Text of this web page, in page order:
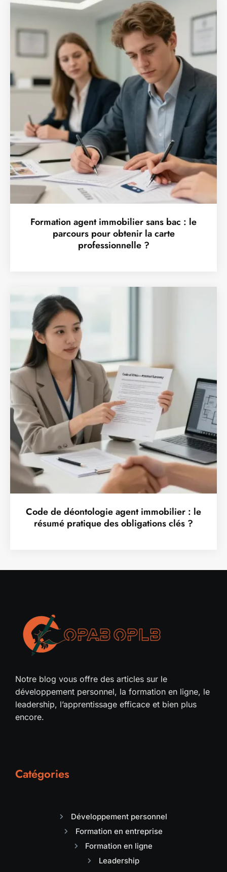
Formation agent immobilier sans bac : le
parcours pour obtenir la carte
professionnelle ?
Code de déontologie agent immobilier : le
résumé pratique des obligations clés ?
Notre blog vous offre des articles sur le
développement personnel, la formation en ligne, le
leadership, l’apprentissage efficace et bien plus
encore.
Catégories
Développement personnel
Formation en entreprise
Formation en ligne
Leadership